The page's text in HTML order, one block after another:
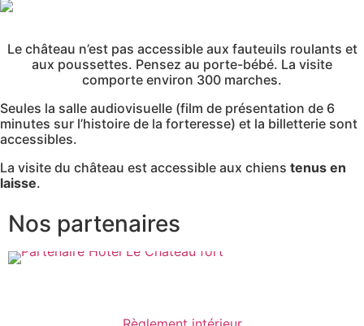
Le château n’est pas accessible aux fauteuils roulants et
aux poussettes. Pensez au porte-bébé. La visite
comporte environ 300 marches.
Seules la salle audiovisuelle (film de présentation de 6
minutes sur l’histoire de la forteresse) et la billetterie sont
accessibles.
La visite du château est accessible aux chiens tenus en
laisse.
Nos partenaires